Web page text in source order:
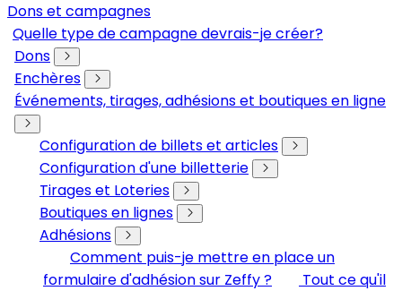
Dons et campagnes
Quelle type de campagne devrais-je créer?
Dons
Enchères
Événements, tirages, adhésions et boutiques en ligne
Configuration de billets et articles
Configuration d'une billetterie
Tirages et Loteries
Boutiques en lignes
Adhésions
Comment puis-je mettre en place un
formulaire d'adhésion sur Zeffy ?
Tout ce qu'il